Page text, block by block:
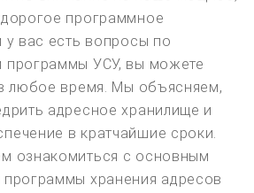
программное
у вас есть вопросы по
программы УСУ, вы можете
любое время. Мы объясняем,
адресное хранилище и
в кратчайшие сроки.
ознакомиться с основным
хранения адресов